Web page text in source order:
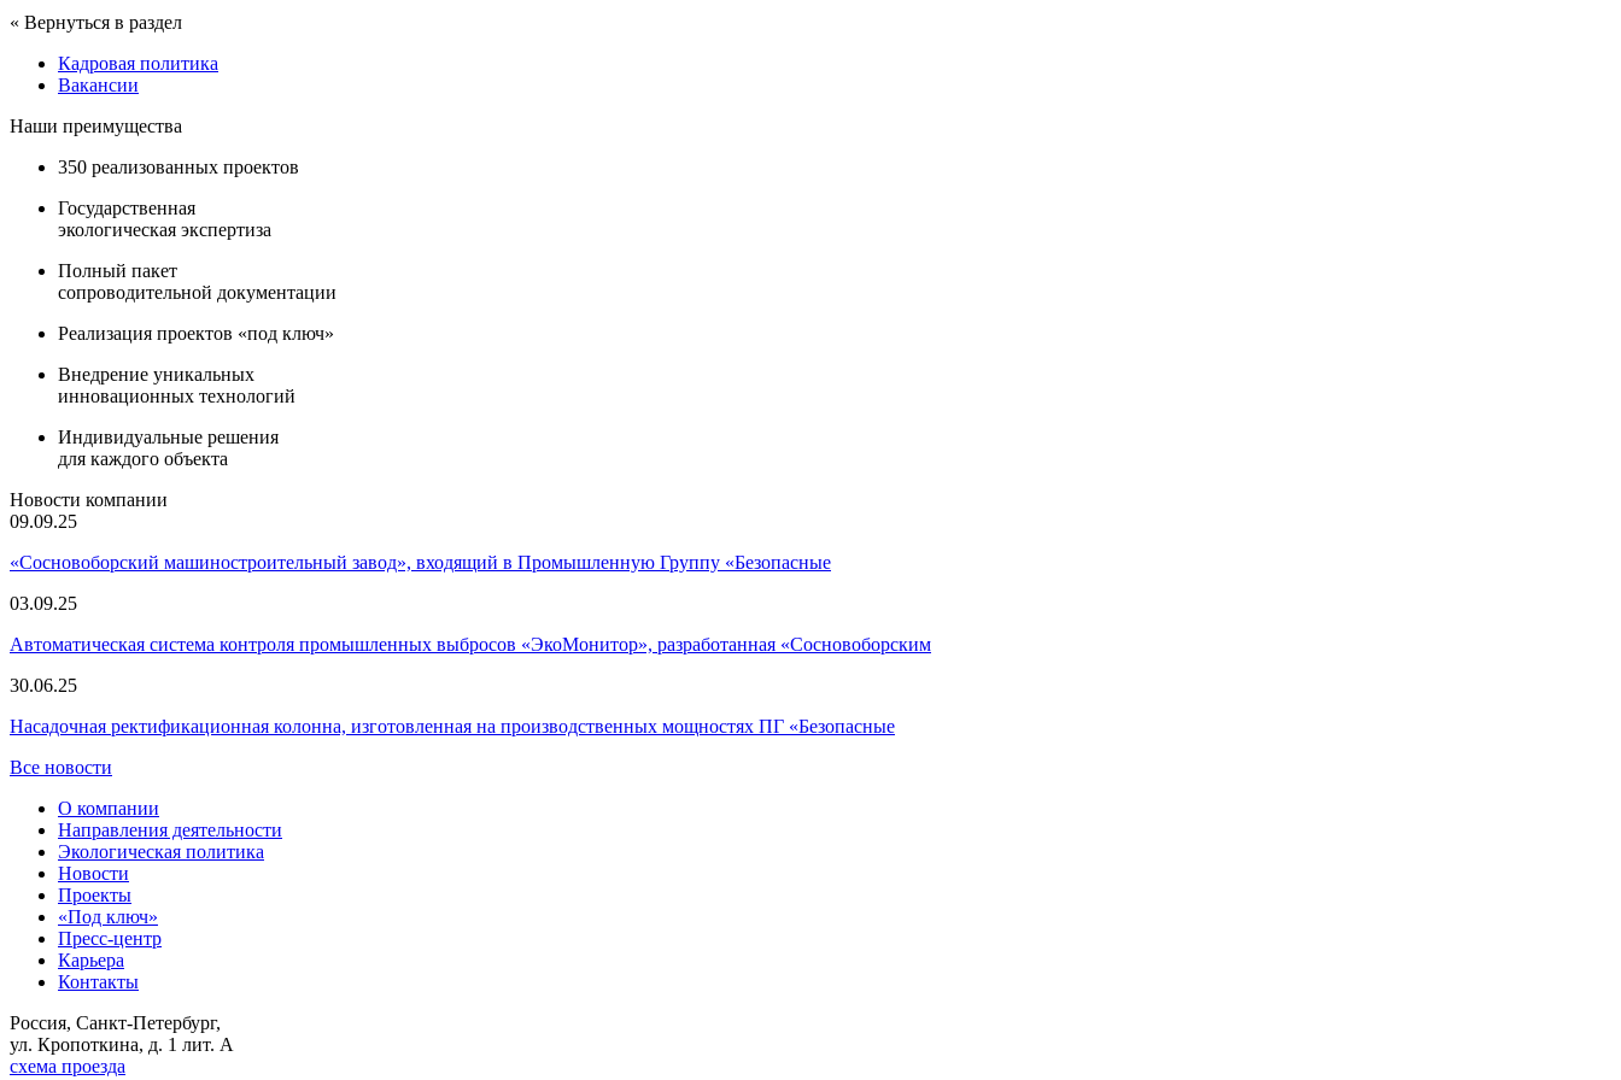
« Вернуться в раздел
Кадровая политика
Вакансии
Наши преимущества
350 реализованных проектов
Государственная
экологическая экспертиза
Полный пакет
сопроводительной документации
Реализация проектов «под ключ»
Внедрение уникальных
инновационных технологий
Индивидуальные решения
для каждого объекта
Новости компании
09.09.25
«Сосновоборский машиностроительный завод», входящий в Промышленную Группу «Безопасные
03.09.25
Автоматическая система контроля промышленных выбросов «ЭкоМонитор», разработанная «Сосновоборским
30.06.25
Насадочная ректификационная колонна, изготовленная на производственных мощностях ПГ «Безопасные
Все новости
О компании
Направления деятельности
Экологическая политика
Новости
Проекты
«Под ключ»
Пресс-центр
Карьера
Контакты
Россия, Санкт-Петербург,
ул. Кропоткина, д. 1 лит. А
схема проезда